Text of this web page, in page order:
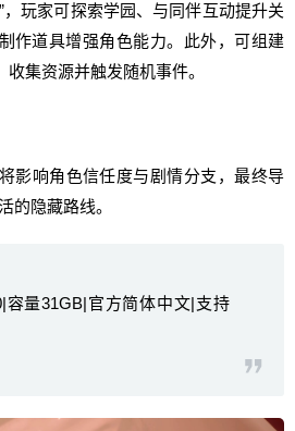
玩家可探索学园、与同伴互动提升关
作道具增强角色能力。此外，可组建
收集资源并触发随机事件。
响角色信任度与剧情分支，最终导
的隐藏路线。
容量31GB|官方简体中文|支持